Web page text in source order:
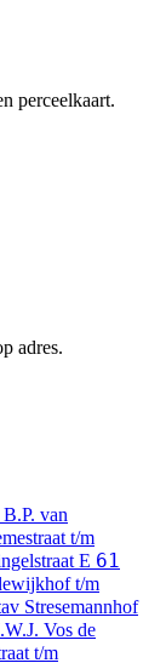
perceelkaart.
adres.
B.P. van
t/m
E 61
t/m
Stresemannhof
Vos de
t/m